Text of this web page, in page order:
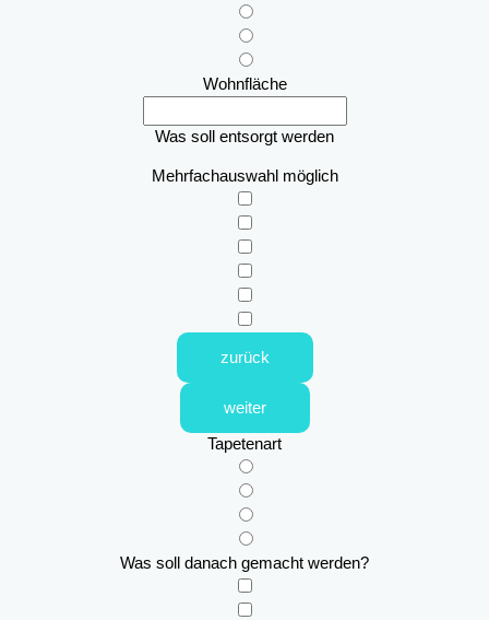
Wohnfläche
Was soll entsorgt werden
Mehrfachauswahl möglich
zurück
weiter
Tapetenart
Was soll danach gemacht werden?